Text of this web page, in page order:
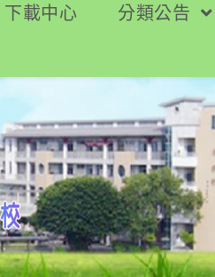
下載中心 分類公告